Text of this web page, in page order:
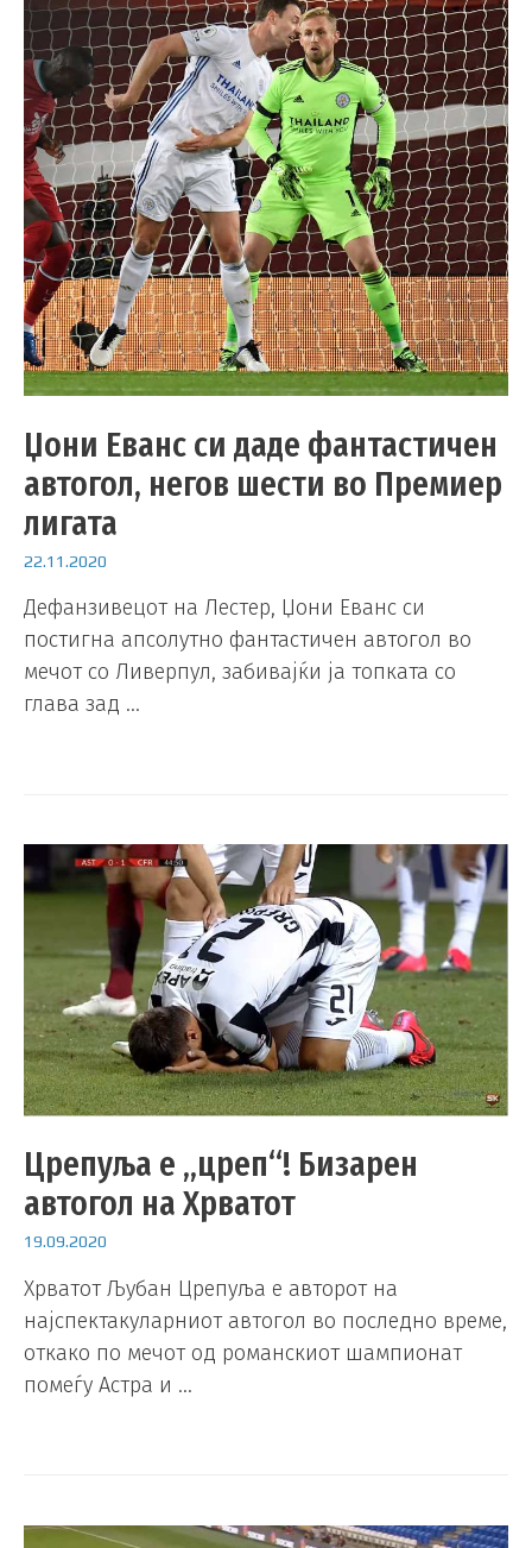
Џони Еванс си даде фантастичен
автогол, негов шести во Премиер
лигата
22.11.2020
Дефанзивецот на Лестер, Џони Еванс си
постигна апсолутно фантастичен автогол во
мечот со Ливерпул, забивајќи ја топката со
глава зад …
Црепуља е „цреп“! Бизарен
автогол на Хрватот
19.09.2020
Хрватот Љубан Црепуља е авторот на
најспектакуларниот автогол во последно време,
откако по мечот од романскиот шампионат
помеѓу Астра и …